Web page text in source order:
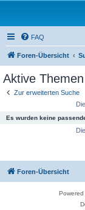
FAQ
Foren-Übersicht
Aktive Themen
Zur erweiterten Suche
Es wurden keine
Foren-Übersicht
Powered